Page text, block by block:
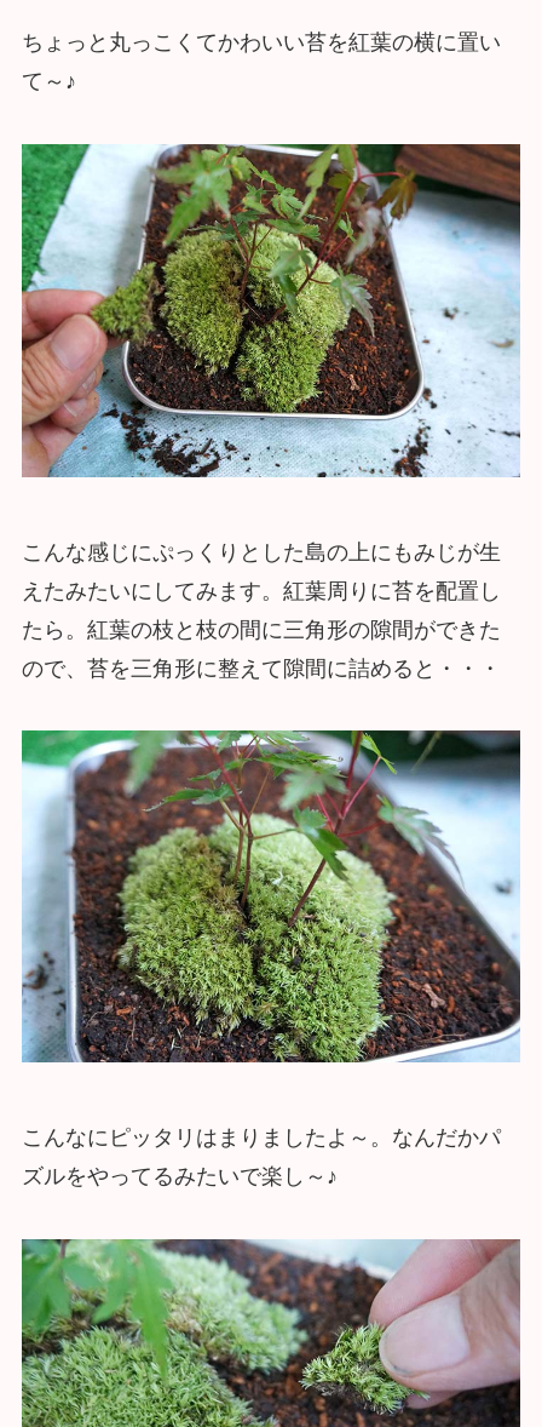
ちょっと丸っこくてかわいい苔を紅葉の横に置い
て～♪
こんな感じにぷっくりとした島の上にもみじが生
えたみたいにしてみます。紅葉周りに苔を配置し
たら。紅葉の枝と枝の間に三角形の隙間ができた
ので、苔を三角形に整えて隙間に詰めると・・・
こんなにピッタリはまりましたよ～。なんだかパ
ズルをやってるみたいで楽し～♪